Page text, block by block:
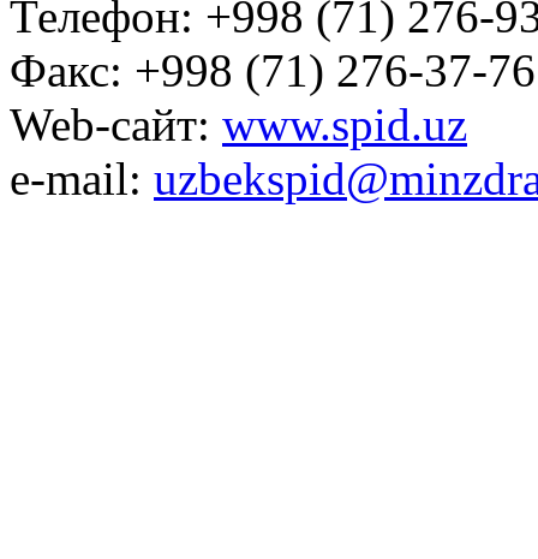
Телефон: +998 (71) 276-
Факс: +998 (71) 276-37-76
Web-сайт: www.spid.uz
e-mail: